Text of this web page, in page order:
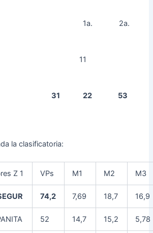
1a. 2a.
11
FE 31 22 53
la clasificatoria:
Z 1 VPs M1 M2 M3
74,2 7,69 18,7 16,9
52 14,7 15,2 5,78